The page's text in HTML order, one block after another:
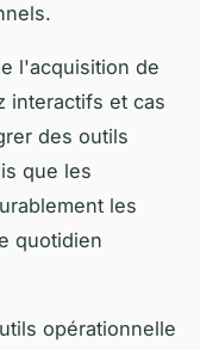
l'acquisition de
interactifs et cas
des outils
que les
les
quotidien
opérationnelle